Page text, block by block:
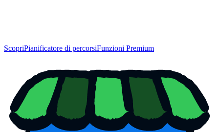
ScopriPianificatore di percorsiFunzioni Premium